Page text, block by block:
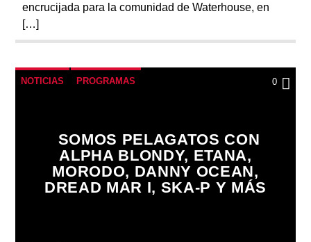
encrucijada para la comunidad de Waterhouse, en
[…]
NOTICIAS PROGRAMAS 0
SOMOS PELAGATOS CON
ALPHA BLONDY, ETANA,
MORODO, DANNY OCEAN,
DREAD MAR I, SKA-P Y MÁS